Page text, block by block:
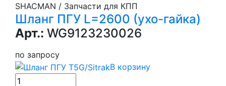
SHACMAN / Запчасти для КПП
Шланг ПГУ L=2600 (ухо-гайка)
Арт.: WG9123230026
по запросу
В корзину